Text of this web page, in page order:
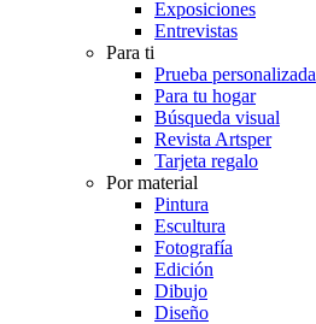
Exposiciones
Entrevistas
Para ti
Prueba personalizada
Para tu hogar
Búsqueda visual
Revista Artsper
Tarjeta regalo
Por material
Pintura
Escultura
Fotografía
Edición
Dibujo
Diseño